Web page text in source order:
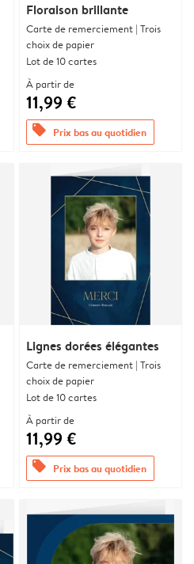
Floraison brillante
Carte de remerciement | Trois
choix de papier
Lot de 10 cartes
À partir de
11,99 €
offers Prix bas au quotidien
Lignes dorées élégantes
Carte de remerciement | Trois
choix de papier
Lot de 10 cartes
À partir de
11,99 €
offers Prix bas au quotidien